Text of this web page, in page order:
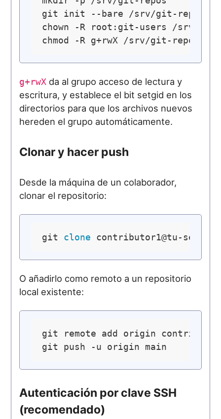
git init --bare /srv/git-repos/
chown -R root:git-users /srv/git-
g+rwX da al grupo acceso de lectura y
escritura, y establece el bit setgid en los
directorios para que los archivos nuevos
hereden el grupo automáticamente.
Clonar y hacer push
Desde la máquina de un colaborador,
clonar el repositorio:
git clone
O añadirlo como remoto a un repositorio
local existente:
git remote add origin
Autenticación por clave SSH
(recomendado)